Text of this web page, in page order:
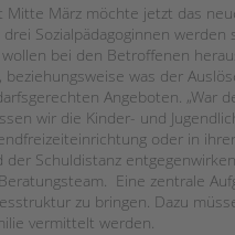
Mitte März möchte jetzt das
drei Sozialpädagoginnen
wollen bei den Betroffenen
beziehungsweise was der
Angeboten. „War
wir die Kinder- und
oder in
der Schuldistanz
Eine zentrale
zu bringen. Dazu
vermittelt werden.